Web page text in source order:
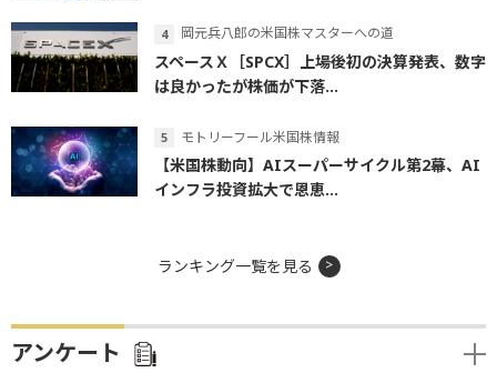
岡元兵八郎の米国株マスターへの道
スペースＸ［SPCX］上場後初の決算発表、数字
は良かったが株価が下落...
モトリーフール米国株情報
【米国株動向】AIスーパーサイクル第2幕、AI
インフラ投資拡大で恩恵...
ランキング一覧を見る
アンケート